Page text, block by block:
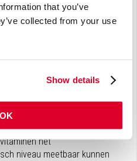
that you’ve
collected from your use
Show details
OK
geen significante verschillen
in de
in de placebogroep
bij aanvang. Voor de
het
niveau meetbaar kunnen